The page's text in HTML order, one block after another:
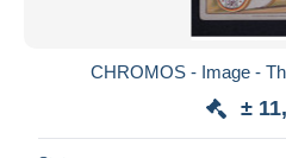
CHROMOS - Image -
±